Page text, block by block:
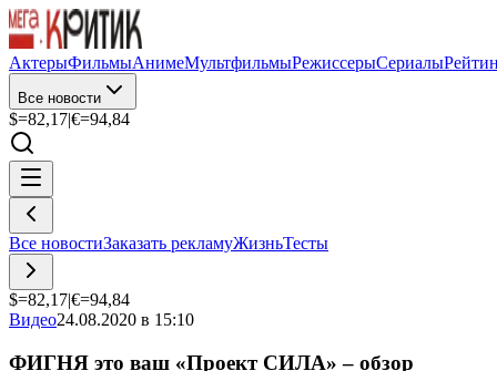
АктерыФильмыАнимеМультфильмыРежиссерыСериалы
Все новости
$=82,17|€=94,84
Все новостиЗаказать рекламуЖизньТесты
$=82,17|€=94,84
Видео24.08.2020 в 15:10
ФИГНЯ это ваш «Проект СИЛА» – обзор